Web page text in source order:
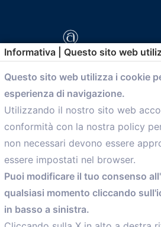
comunicazione@confartigianato.bo.it
Menù
Home
Servizi
Convenzioni
Voce delle Nostre aziende
Informativa | Questo sito web
Questo sito web utilizza i cookie
esperienza di navigazione.
Utilizzando il nostro sito web
conformità con la nostra policy
non necessari devono essere
essere impostati nel browser.
Puoi modificare il tuo consenso
qualsiasi momento cliccando
in basso a sinistra.